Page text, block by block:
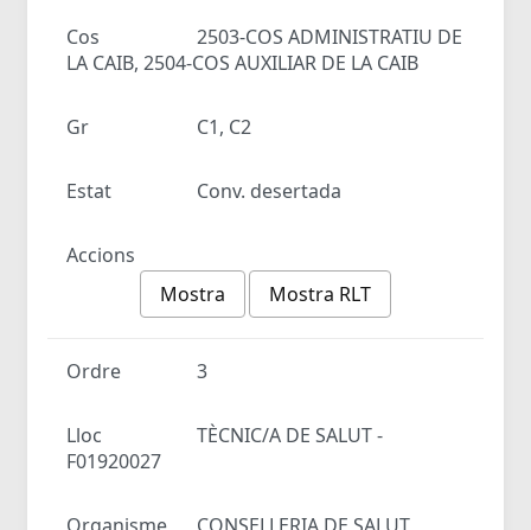
Cos
2503-COS ADMINISTRATIU DE
LA CAIB, 2504-COS AUXILIAR DE LA CAIB
Gr C1, C2
Estat Conv. desertada
Accions
Mostra
Mostra RLT
Ordre 3
Lloc
TÈCNIC/A DE SALUT -
F01920027